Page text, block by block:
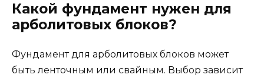
Какой фундамент нужен для
арболитовых блоков?
Фундамент для арболитовых блоков может
быть ленточным или свайным. Выбор зависит